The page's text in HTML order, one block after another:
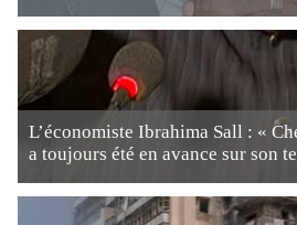
L’économiste Ibrahima Sall : «
a toujours été en avance sur son